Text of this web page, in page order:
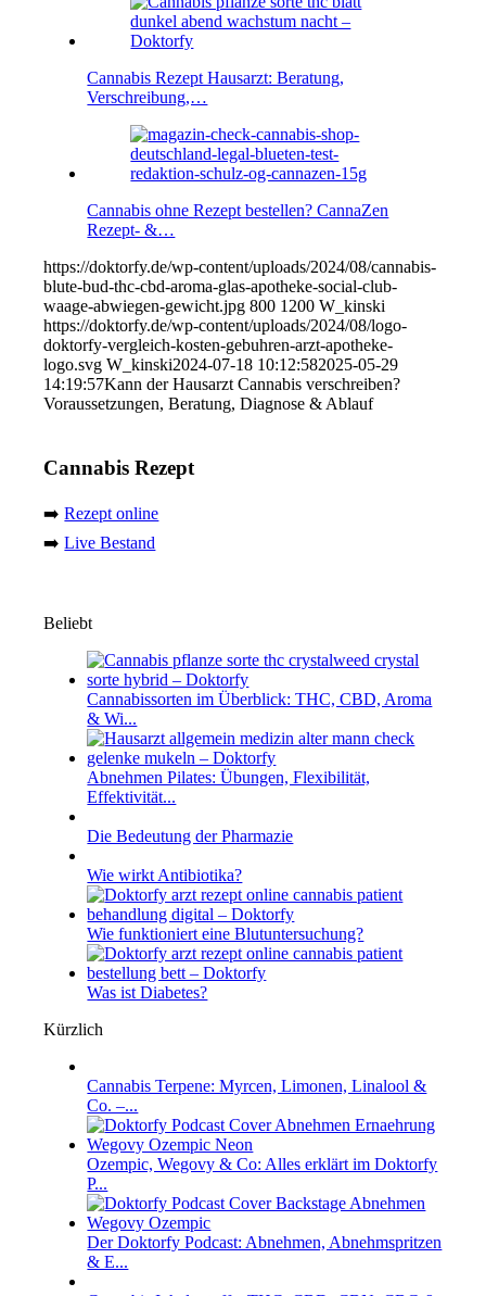
Cannabis Rezept Hausarzt: Beratung,
Verschreibung,…
Cannabis ohne Rezept bestellen? CannaZen
Rezept- &…
https://doktorfy.de/wp-content/uploads/2024/08/cannabis-
blute-bud-thc-cbd-aroma-glas-apotheke-social-club-
waage-abwiegen-gewicht.jpg 800 1200 W_kinski
https://doktorfy.de/wp-content/uploads/2024/08/logo-
doktorfy-vergleich-kosten-gebuhren-arzt-apotheke-
logo.svg W_kinski2024-07-18 10:12:582025-05-29
14:19:57Kann der Hausarzt Cannabis verschreiben?
Voraussetzungen, Beratung, Diagnose & Ablauf
Cannabis Rezept
➡️Rezept online
➡️Live Bestand
Beliebt
Cannabissorten im Überblick: THC, CBD, Aroma
& Wi...
Abnehmen Pilates: Übungen, Flexibilität,
Effektivität...
Die Bedeutung der Pharmazie
Wie wirkt Antibiotika?
Wie funktioniert eine Blutuntersuchung?
Was ist Diabetes?
Kürzlich
Cannabis Terpene: Myrcen, Limonen, Linalool &
Co. –...
Ozempic, Wegovy & Co: Alles erklärt im Doktorfy
P...
Der Doktorfy Podcast: Abnehmen, Abnehmspritzen
& E...